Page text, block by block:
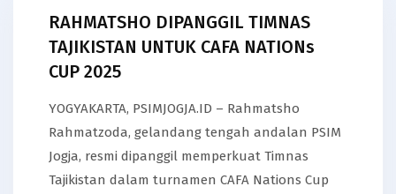
RAHMATSHO DIPANGGIL TIMNAS
TAJIKISTAN UNTUK CAFA NATIONs
CUP 2025
YOGYAKARTA, PSIMJOGJA.ID – Rahmatsho
Rahmatzoda, gelandang tengah andalan PSIM
Jogja, resmi dipanggil memperkuat Timnas
Tajikistan dalam turnamen CAFA Nations Cup